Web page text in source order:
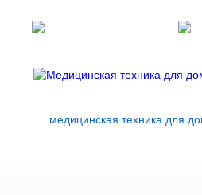
медицинская техника для